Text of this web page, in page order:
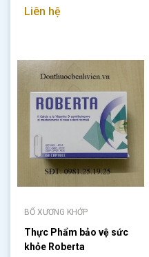
Liên hệ
BỔ XƯƠNG KHỚP
Thực Phẩm bảo vệ sức
khỏe Roberta